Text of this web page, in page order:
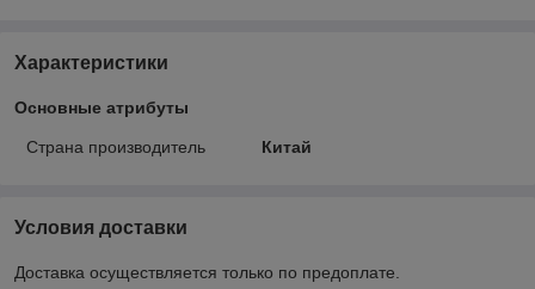
Характеристики
Основные атрибуты
Страна производитель Китай
Условия доставки
Доставка осуществляется только по предоплате.